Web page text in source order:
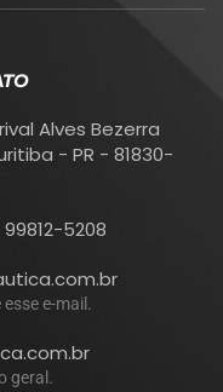
Alves Bezerra
- PR - 81830-
5208
e-mail.
geral.